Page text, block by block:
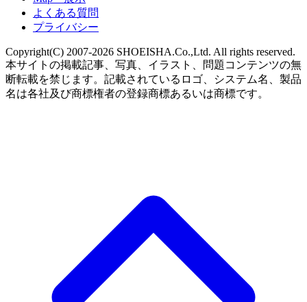
よくある質問
プライバシー
Copyright(C) 2007-2026 SHOEISHA.Co.,Ltd. All rights reserved.
本サイトの掲載記事、写真、イラスト、問題コンテンツの無
断転載を禁じます。記載されているロゴ、システム名、製品
名は各社及び商標権者の登録商標あるいは商標です。